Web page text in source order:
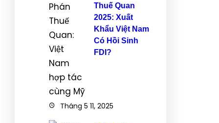
Thuế Quan
2025: Xuất
Khẩu Việt Nam
Có Hồi Sinh
FDI?
Tháng 5 11, 2025